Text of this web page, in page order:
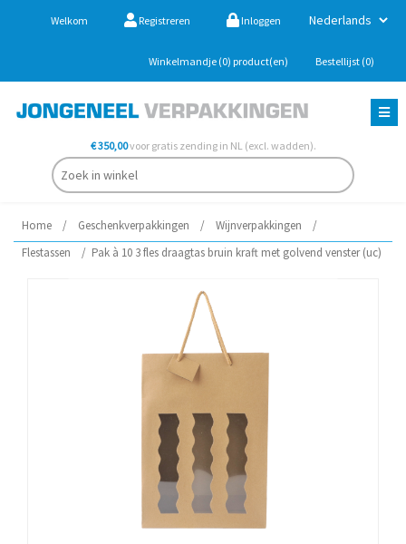
Welkom Registreren Inloggen
Winkelmandje (0) product(en) Bestellijst (0)
€ 350,00voor gratis zending in NL (excl. wadden).
Home / Geschenkverpakkingen / Wijnverpakkingen
/
Flestassen
/ Pak à 10 3 fles draagtas bruin kraft met golvend venster (uc)